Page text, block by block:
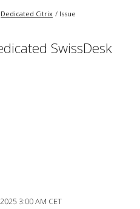
Dedicated Citrix Issue
SwissDesk
3:00 AM CET